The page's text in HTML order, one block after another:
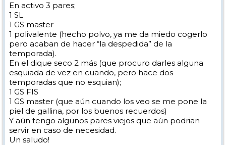
En activo 3 pares;
1 SL
1 GS master
1 polivalente (hecho polvo, ya me da miedo cogerlo
pero acaban de hacer “la despedida” de la
temporada).
En el dique seco 2 más (que procuro darles alguna
esquiada de vez en cuando, pero hace dos
temporadas que no esquian);
1 GS FIS
1 GS master (que aún cuando los veo se me pone la
piel de gallina, por los buenos recuerdos)
Y aún tengo algunos pares viejos que aún podrian
servir en caso de necesidad.
Un saludo!